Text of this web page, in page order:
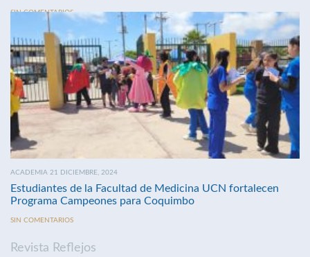
SIN COMENTARIOS
ACADEMIA 21 DICIEMBRE, 2024
Estudiantes de la Facultad de Medicina UCN fortalecen
Programa Campeones para Coquimbo
SIN COMENTARIOS
Revista Reflejos